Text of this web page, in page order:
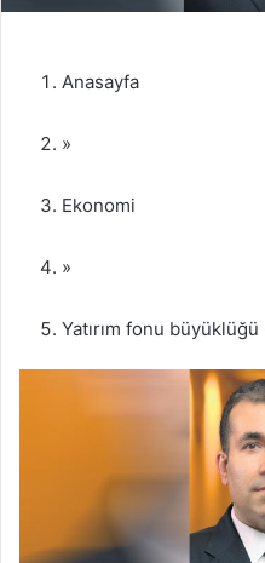
Anasayfa
»
Ekonomi
»
Yatırım fonu